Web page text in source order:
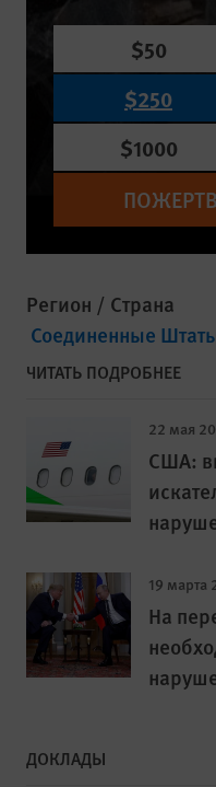
$50
$250
$1000
Регион / Страна
Соединенные
ЧИТАТЬ ПОДРОБНЕЕ
22 мая
США:
19 марта
На
ДОКЛАДЫ